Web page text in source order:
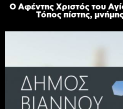
Ο Αφέντης Χριστός του
Τόπος πίστης,